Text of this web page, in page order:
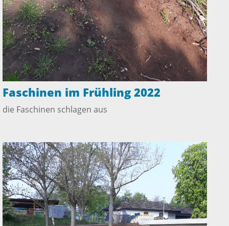
Faschinen im Frühling 2022
die Faschinen schlagen aus